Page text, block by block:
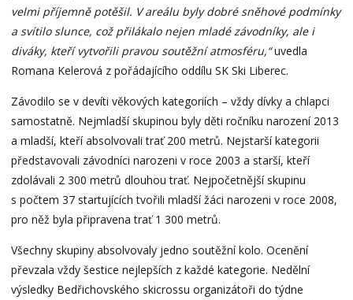
velmi příjemně potěšil. V areálu byly dobré sněhové podmínky
a svítilo slunce, což přilákalo nejen mladé závodníky, ale i
diváky, kteří vytvořili pravou soutěžní atmosféru,“uvedla
Romana Kelerová z pořádajícího oddílu SK Ski Liberec.
Závodilo se v devíti věkových kategoriích – vždy dívky a chlapci
samostatně. Nejmladší skupinou byly děti ročníku narození 2013
a mladší, kteří absolvovali trať 200 metrů. Nejstarší kategorii
představovali závodníci narozeni v roce 2003 a starší, kteří
zdolávali 2 300 metrů dlouhou trať. Nejpočetnější skupinu
s počtem 37 startujících tvořili mladší žáci narozeni v roce 2008,
pro něž byla připravena trať 1 300 metrů.
Všechny skupiny absolvovaly jedno soutěžní kolo. Ocenění
převzala vždy šestice nejlepších z každé kategorie. Nedělní
výsledky Bedřichovského skicrossu organizátoři do týdne